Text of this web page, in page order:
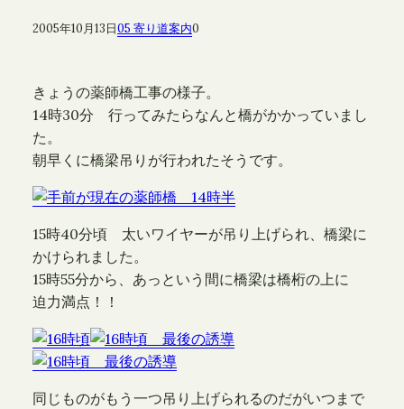
2005年10月13日05 寄り道案内0
きょうの薬師橋工事の様子。
14時30分 行ってみたらなんと橋がかかっていまし
た。
朝早くに橋梁吊りが行われたそうです。
15時40分頃 太いワイヤーが吊り上げられ、橋梁に
かけられました。
15時55分から、あっという間に橋梁は橋桁の上に
迫力満点！！
同じものがもう一つ吊り上げられるのだがいつまで